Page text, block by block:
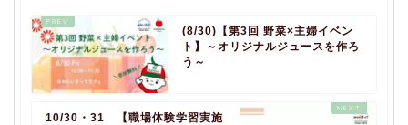
(8/30)【第3回 野菜×主婦イベン
ト】～オリジナルジュースを作ろ
う～
10/30・31 【職場体験学習実施